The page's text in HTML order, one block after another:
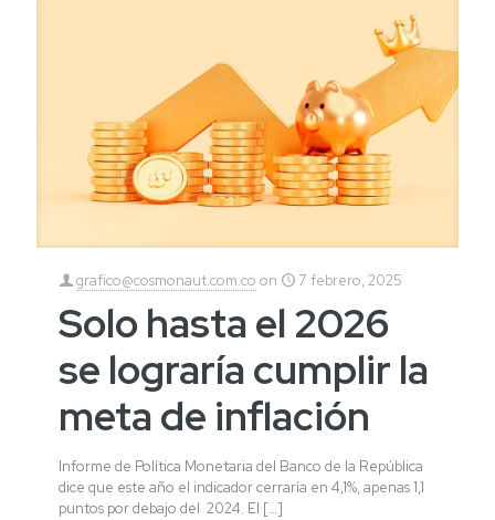
grafico@cosmonaut.com.co on 7 febrero, 2025
Solo hasta el 2026
se lograría cumplir la
meta de inflación
Informe de Política Monetaria del Banco de la República
dice que este año el indicador cerraría en 4,1%, apenas 1,1
puntos por debajo del 2024. El […]